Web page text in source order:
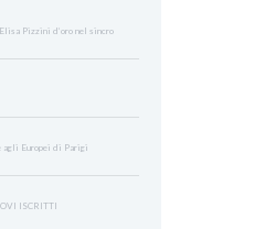
Pizzini d’oro nel sincro
agli Europei di Parigi
ISCRITTI